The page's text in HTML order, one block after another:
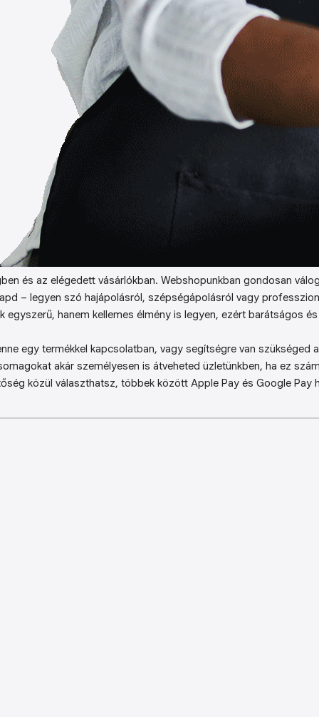
és az elégedett vásárlókban. Webshopunkban gondosan
– legyen szó hajápolásról, szépségápolásról vagy
egyszerű, hanem kellemes élmény is legyen, ezért barátságos
egy termékkel kapcsolatban, vagy segítségre van szükséged
akár személyesen is átveheted üzletünkben, ha ez
közül választhatsz, többek között Apple Pay és Google Pay